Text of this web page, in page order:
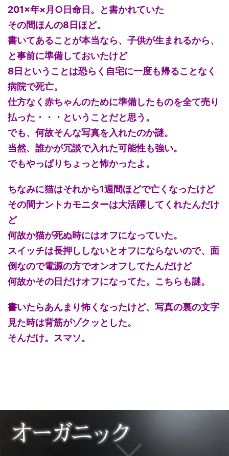
201×年×月○日命日。と書かれていた
その間ほんの8日ほど。
書いてあることが本当なら、子供が生まれるから、
と事前に準備しておいたけど
8日ということは恐らく自宅に一度も帰ることなく
病院で死亡。
仕方なく赤ちゃんのために準備したものを全て売り
払った・・・ということだと思う。
でも、何故そんな写真を入れたのか謎。
当然、誰かが冗談で入れた可能性も強い。
でもやっぱりちょっと怖かったよ。
ちなみに猫はそれから1週間ほどで亡くなったけど
その間ナントカモニターは大活躍してくれたんだけ
ど
何故か猫が死ぬ時にはオフになっていた。
スイッチは長押ししないとオフにならないので、面
倒なので電源の方でオンオフしてたんだけど
何故かその日だけオフになってた。こちらも謎。
書いたらあんまり怖くなったけど、写真の裏の文字
見た時は背筋がゾクッとした。
そんだけ。スマソ。